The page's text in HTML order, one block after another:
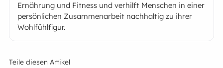
Ernährung und Fitness und verhilft Menschen in einer
persönlichen Zusammenarbeit nachhaltig zu ihrer
Wohlfühlfigur.
Teile diesen Artikel